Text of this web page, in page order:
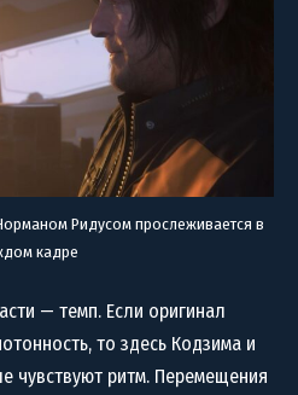
Ридусом прослеживается в
кадре
— темп. Если оригинал
то здесь Кодзима и
чувствуют ритм. Перемещения